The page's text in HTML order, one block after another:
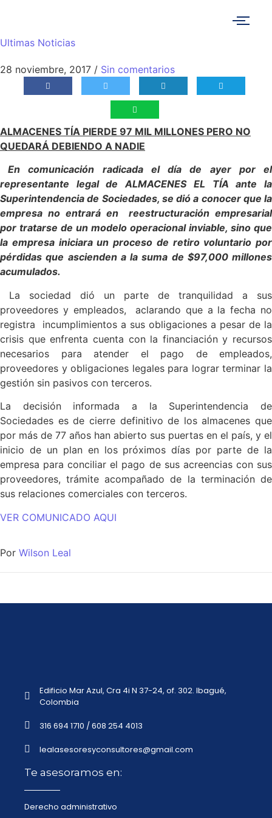
Ultimas Noticias
28 noviembre, 2017 / Sin comentarios
ALMACENES TÍA PIERDE 97 MIL MILLONES PERO NO
QUEDARÁ DEBIENDO A NADIE
En comunicación radicada el día de ayer por el
representante legal de ALMACENES EL TÍA ante la
Superintendencia de Sociedades, se dió a conocer que la
empresa no entrará en reestructuración empresarial
por tratarse de un modelo operacional inviable, sino que
la empresa iniciara un proceso de retiro voluntario por
pérdidas que ascienden a la suma de $97,000 millones
acumulados.
La sociedad dió un parte de tranquilidad a sus
proveedores y empleados, aclarando que a la fecha no
registra incumplimientos a sus obligaciones a pesar de la
crisis que enfrenta cuenta con la financiación y recursos
necesarios para atender el pago de empleados,
proveedores y obligaciones legales para lograr terminar la
gestión sin pasivos con terceros.
La decisión informada a la Superintendencia de
Sociedades es de cierre definitivo de los almacenes que
por más de 77 años han abierto sus puertas en el país, y el
inicio de un plan en los próximos días por parte de la
empresa para conciliar el pago de sus acreencias con sus
proveedores, trámite acompañado de la terminación de
sus relaciones comerciales con terceros.
VER COMUNICADO AQUI
Por Wilson Leal
Edificio Mar Azul, Cra 4i N 37-24, of. 302. Ibagué,
Colombia
316 694 1710 / 608 254 4013
lealasesoresyconsultores@gmail.com
Te asesoramos en:
Derecho administrativo